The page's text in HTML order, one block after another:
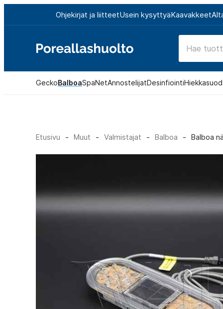
sisältöön
Ohjekirjat ja liitteetUsein kysyttyäKaavakkeet
Poreallashuolto
GeckoBalboaSpaNetAnnostelijatDesinfiointi
Etusivu - Muut - Valmistajat - Balboa - Balboa